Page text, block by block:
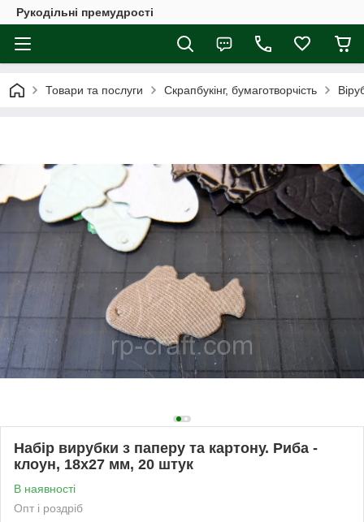
Рукодільні премудрості
Товари та послуги Скрапбукінг, бумаготворчість
Набір вирубки з паперу та картону. Риба -
клоун, 18х27 мм, 20 штук
В наявності
Опт і роздріб